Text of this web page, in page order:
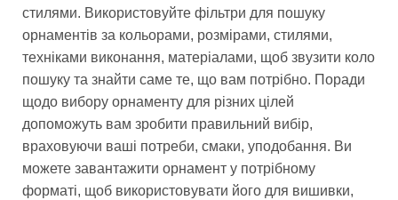
стилями. Використовуйте фільтри для пошуку
орнаментів за кольорами, розмірами, стилями,
техніками виконання, матеріалами, щоб звузити коло
пошуку та знайти саме те, що вам потрібно. Поради
щодо вибору орнаменту для різних цілей
допоможуть вам зробити правильний вибір,
враховуючи ваші потреби, смаки, уподобання. Ви
можете завантажити орнамент у потрібному
форматі, щоб використовувати його для вишивки,